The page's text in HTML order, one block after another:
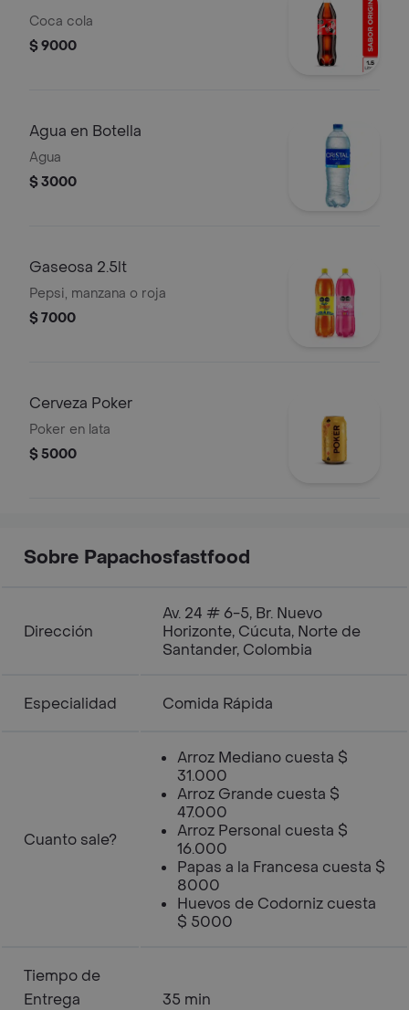
Coca cola
$ 9000
Agua en Botella
Agua
$ 3000
Gaseosa 2.5lt
Pepsi, manzana o roja
$ 7000
Cerveza Poker
Poker en lata
$ 5000
Sobre Papachosfastfood
Dirección
Av. 24 # 6-5, Br. Nuevo
Horizonte, Cúcuta, Norte de
Santander, Colombia
Especialidad Comida Rápida
Cuanto sale?
Arroz Mediano cuesta $
31.000
Arroz Grande cuesta $
47.000
Arroz Personal cuesta $
16.000
Papas a la Francesa cuesta $
8000
Huevos de Codorniz cuesta
$ 5000
Tiempo de
Entrega
35 min